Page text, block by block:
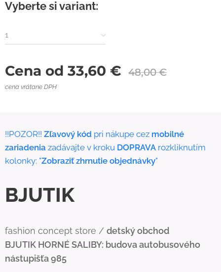
Vyberte si variant:
1
Cena od 33,60 € 48,00€
cena vrátane DPH
!!POZOR!! Zľavový kód pri nákupe cez mobilné
zariadenia zadávajte v kroku DOPRAVA rozkliknutím
kolonky: "Zobraziť zhrnutie objednávky"
BJUTIK
fashion concept store / detský obchod
BJUTIK HORNÉ SALIBY: budova autobusového
nástupišťa 985